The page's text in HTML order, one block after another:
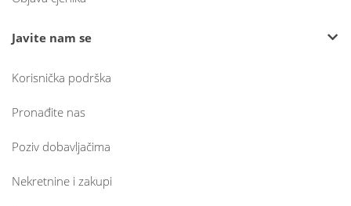
Javite nam se
Korisnička podrška
Pronađite nas
Poziv dobavljačima
Nekretnine i zakupi